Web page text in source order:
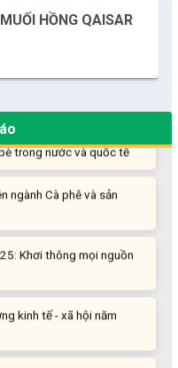
MUỐI HỒNG QAISAR
phá
trong nước và quốc tế
ngành Cà phê và sản
Khơi thông mọi nguồn
kinh tế - xã hội năm
thắng Buôn Ma